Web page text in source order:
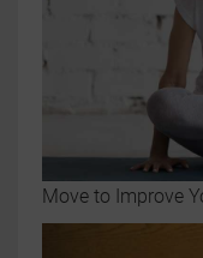
Move to Improve